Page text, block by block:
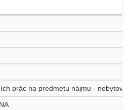
prác na predmetu nájmu -